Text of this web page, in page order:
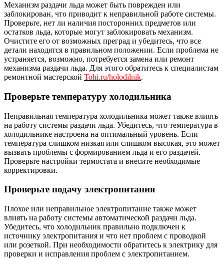
Механизм раздачи льда может быть поврежден или
заблокирован, что приводит к неправильной работе системы.
Проверьте, нет ли наличия посторонних предметов или
остатков льда, которые могут заблокировать механизм.
Очистите его от возможных преград и убедитесь, что все
детали находятся в правильном положении. Если проблема не
устраняется, возможно, потребуется замена или ремонт
механизма раздачи льда. Для этого обратитесь к специалистам
ремонтной мастерской Tohi.ru/holodilnik.
Проверьте температуру холодильника
Неправильная температура холодильника может также влиять
на работу системы раздачи льда. Убедитесь, что температура в
холодильнике настроена на оптимальный уровень. Если
температура слишком низкая или слишком высокая, это может
вызвать проблемы с формированием льда и его раздачей.
Проверьте настройки термостата и внесите необходимые
корректировки.
Проверьте подачу электропитания
Плохое или неправильное электропитание также может
влиять на работу системы автоматической раздачи льда.
Убедитесь, что холодильник правильно подключен к
источнику электропитания и что нет проблем с проводкой
или розеткой. При необходимости обратитесь к электрику для
проверки и исправления проблем с электропитанием.